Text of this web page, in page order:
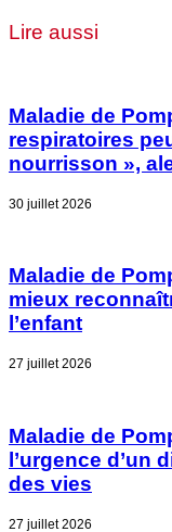
Lire aussi
Maladie de
respiratoires
nourrisson »,
30 juillet 2026
Maladie de
mieux
l’enfant
27 juillet 2026
Maladie de
l’urgence d’un
des vies
27 juillet 2026